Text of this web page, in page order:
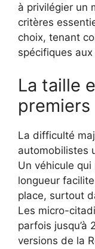
à privilégier un
critères
choix, tenant
spécifiques
La taille
La difficulté
automobilistes
Un véhicule
longueur
place, surtout
Les micro-
parfois jusqu’à
versions de la